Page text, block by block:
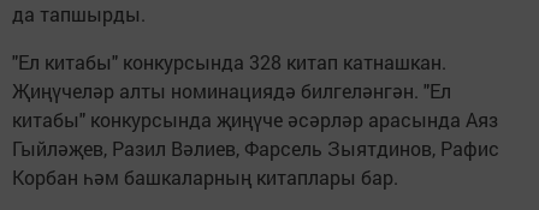
да тапшырды.
"Ел китабы" конкурсында 328 китап катнашкан.
Җиңүчеләр алты номинациядә билгеләнгән. "Ел
китабы" конкурсында җиңүче әсәрләр арасында Аяз
Гыйләҗев, Разил Вәлиев, Фарсель Зыятдинов, Рафис
Корбан һәм башкаларның китаплары бар.